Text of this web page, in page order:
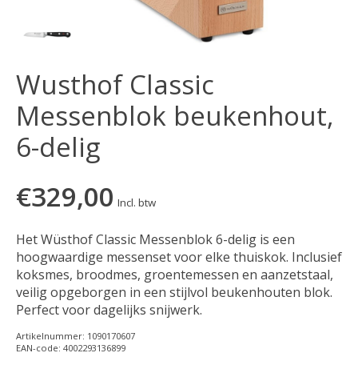
Wusthof Classic
Messenblok beukenhout,
6-delig
€329,00 Incl. btw
Het Wüsthof Classic Messenblok 6-delig is een
hoogwaardige messenset voor elke thuiskok. Inclusief
koksmes, broodmes, groentemessen en aanzetstaal,
veilig opgeborgen in een stijlvol beukenhouten blok.
Perfect voor dagelijks snijwerk.
Artikelnummer: 1090170607
EAN-code: 4002293136899